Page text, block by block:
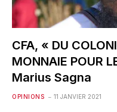
CFA, « DU
MONNAIE POUR
Marius Sagna
OPINIONS 11 JANVIER 2021